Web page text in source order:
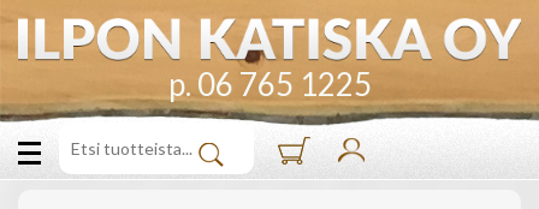
p. 06 765 1225